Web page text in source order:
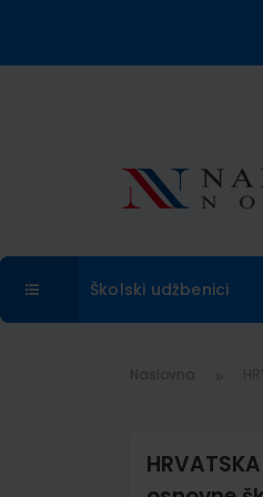
Školski udžbenici
Naslovna